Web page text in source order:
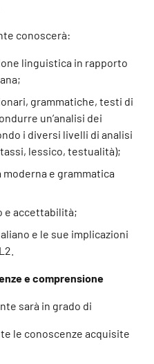
conoscerà:
linguistica in rapporto
grammatiche, testi di
un’analisi dei
i diversi livelli di analisi
lessico, testualità);
e grammatica
e accettabilità;
e le sue implicazioni
e comprensione
sarà in grado di
le conoscenze acquisite